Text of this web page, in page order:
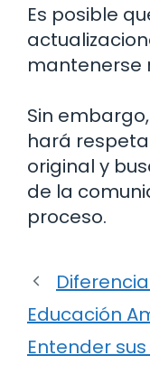
Es posible
mantenerse
Sin
hará
original y
de la
proceso.
Educación
Entender